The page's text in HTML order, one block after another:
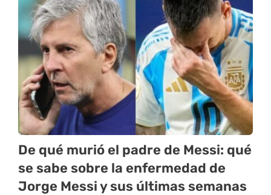
De qué murió el padre de Messi: qué
se sabe sobre la enfermedad de
Jorge Messi y sus últimas semanas